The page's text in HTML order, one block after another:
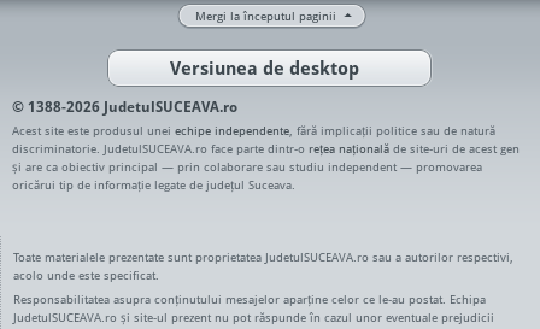
Mergi la începutul paginii
Versiunea de desktop
© 1388-2026 JudetulSUCEAVA.ro
Acest site este produsul unei echipe independente , fără implicații politice sau de natură
discriminatorie. JudetulSUCEAVA.ro face parte dintr-o rețea națională de site-uri de acest gen
și are ca obiectiv principal — prin colaborare sau studiu independent — promovarea
oricărui tip de informație legate de județul Suceava.
Toate materialele prezentate sunt proprietatea JudetulSUCEAVA.ro sau a autorilor respectivi,
acolo unde este specificat.
Responsabilitatea asupra conținutului mesajelor aparține celor ce le-au postat. Echipa
JudetulSUCEAVA.ro și site-ul prezent nu pot răspunde în cazul unor eventuale prejudicii